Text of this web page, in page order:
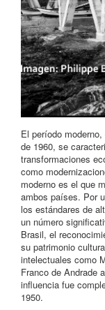
El período
de 1960, se
transformaciones
como
moderno es el que
ambos países. Por
los estándares de
un número
Brasil, el
su patrimonio
intelectuales como
Franco de Andrade
influencia fue
1950.